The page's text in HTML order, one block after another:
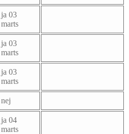
ja 03
marts
ja 03
marts
ja 03
marts
nej
ja 04
marts